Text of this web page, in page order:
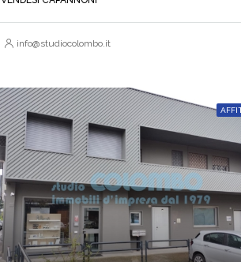
info@studiocolombo.it